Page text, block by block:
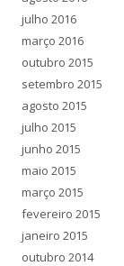
julho 2016
março 2016
outubro 2015
setembro 2015
agosto 2015
julho 2015
junho 2015
maio 2015
março 2015
fevereiro 2015
janeiro 2015
outubro 2014